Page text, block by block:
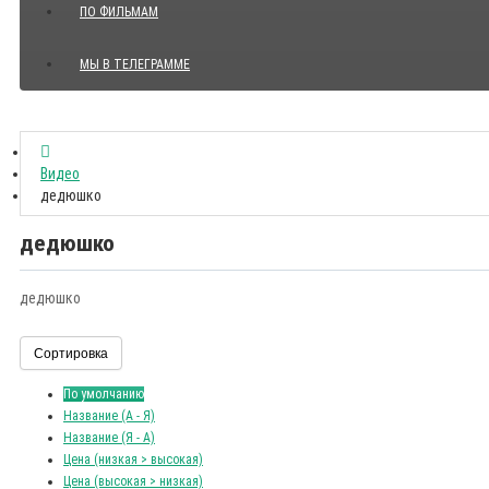
Показать все Цитаты с видео
ПО ФИЛЬМАМ
МЫ В ТЕЛЕГРАММЕ
Видео
дедюшко
дедюшко
дедюшко
Сортировка
По умолчанию
Название (А - Я)
Название (Я - А)
Цена (низкая > высокая)
Цена (высокая > низкая)